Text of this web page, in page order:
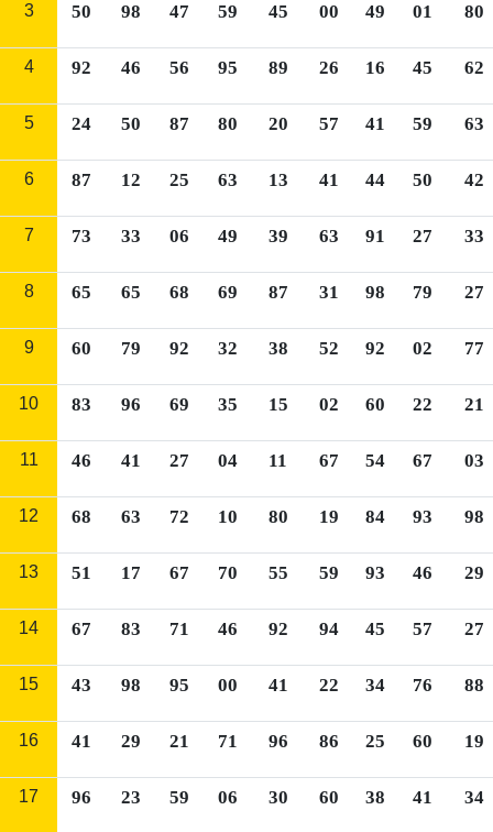
3 50 98 47 59 45 00 49 01 80
4 92 46 56 95 89 26 16 45 62
5 24 50 87 80 20 57 41 59 63
6 87 12 25 63 13 41 44 50 42
7 73 33 06 49 39 63 91 27 33
8 65 65 68 69 87 31 98 79 27
9 60 79 92 32 38 52 92 02 77
10 83 96 69 35 15 02 60 22 21
11 46 41 27 04 11 67 54 67 03
12 68 63 72 10 80 19 84 93 98
13 51 17 67 70 55 59 93 46 29
14 67 83 71 46 92 94 45 57 27
15 43 98 95 00 41 22 34 76 88
16 41 29 21 71 96 86 25 60 19
17 96 23 59 06 30 60 38 41 34